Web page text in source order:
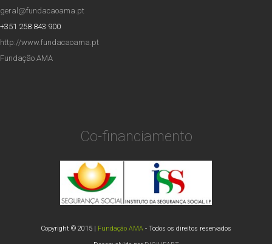
geral@fundacaoama.pt
+351 258 843 900
http://www.fundacaoama.pt
Fundação AMA
Co-financiamento
Copyright © 2015 | Fundação AMA - Todos os direitos reservados